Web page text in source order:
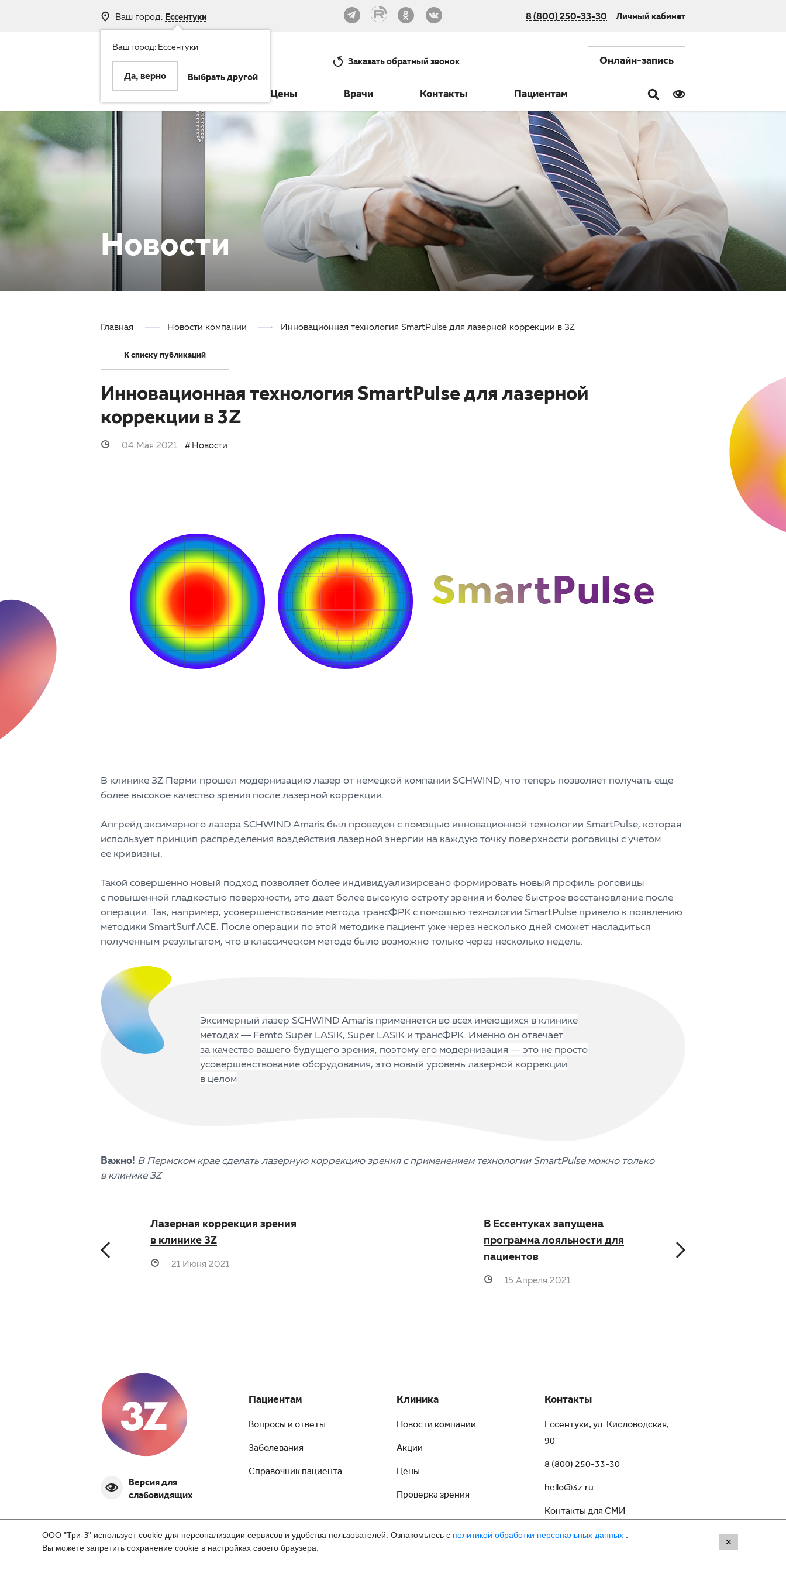
Ваш город: Ессентуки
Ваш город: Ессентуки
Да, верно Выбрать другой
8 (800) 250-33-30 Личный кабинет
Заказатьобратный звонок Онлайн-запись
Цены Врачи Контакты Пациентам
Новости
Главная Новости компании Инновационная технология SmartPulse для лазерной коррекции в 3Z
К списку публикаций
Инновационная технология SmartPulse для лазерной
коррекции в 3Z
04 Мая 2021 Новости
В клинике 3Z Перми прошел модернизацию лазер от немецкой компании SCHWIND, что теперь позволяет получать еще
более высокое качество зрения после лазерной коррекции.
Апгрейд эксимерного лазера SCHWIND Amaris был проведен с помощью инновационной технологии SmartPulse, которая
использует принцип распределения воздействия лазерной энергии на каждую точку поверхности роговицы с учетом
ее кривизны.
Такой совершенно новый подход позволяет более индивидуализировано формировать новый профиль роговицы
с повышенной гладкостью поверхности, это дает более высокую остроту зрения и более быстрое восстановление после
операции. Так, например, усовершенствование метода трансФРК с помошью технологии SmartPulse привело к появлению
методики SmartSurf ACE. После операции по этой методике пациент уже через несколько дней сможет насладиться
полученным результатом, что в классическом методе было возможно только через несколько недель.
Эксимерный лазер SCHWIND Amaris применяется во всех имеющихся в клинике
методах — Femto Super LASIK, Super LASIK и трансФРК. Именно он отвечает
за качество вашего будущего зрения, поэтому его модернизация — это не просто
усовершенствование оборудования, это новый уровень лазерной коррекции
в целом
Важно! В Пермском крае сделать лазерную коррекцию зрения с применением технологии SmartPulse можно только
в клинике 3Z
Лазерная коррекция зрения
в клинике 3Z
21 Июня 2021
В Ессентуках запущена
программа лояльности для
пациентов
15 Апреля 2021
Версия для
слабовидящих
Пациентам
Вопросы и ответы
Заболевания
Справочник пациента
Клиника
Новости компании
Акции
Цены
Проверка зрения
Контакты
Ессентуки, ул. Кисловодская,
90
8 (800) 250-33-30
hello@3z.ru
Контакты для СМИ
ООО "Три-З" использует cookie для персонализации сервисов и удобства пользователей. Ознакомьтесь с политикой обработки персональных данных
Вы можете запретить сохранение cookie в настройках своего браузера.
✕